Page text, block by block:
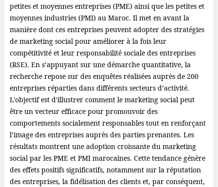
petites et moyennes entreprises (PME) ainsi que les petites et
moyennes industries (PMI) au Maroc. Il met en avant la
manière dont ces entreprises peuvent adopter des stratégies
de marketing social pour améliorer à la fois leur
compétitivité et leur responsabilité sociale des entreprises
(RSE). En s’appuyant sur une démarche quantitative, la
recherche repose sur des enquêtes réalisées auprès de 200
entreprises réparties dans différents secteurs d’activité.
L'objectif est d'illustrer comment le marketing social peut
être un vecteur efficace pour promouvoir des
comportements socialement responsables tout en renforçant
l’image des entreprises auprès des parties prenantes. Les
résultats montrent une adoption croissante du marketing
social par les PME et PMI marocaines. Cette tendance génère
des effets positifs significatifs, notamment sur la réputation
des entreprises, la fidélisation des clients et, par conséquent,